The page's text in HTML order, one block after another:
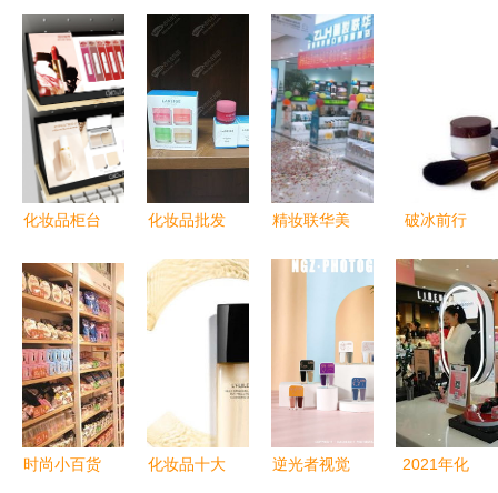
化妆品柜台
颜值与经济
并重的零售
艺术
化妆品批发
启代理合
作，共拓美
精妆联华美
品零售加盟
的潜力之选
破冰前行
妆品门店如
何突破零售
寒冬困局
时尚小百货
化妆品十大
逆光者视觉
2021年化